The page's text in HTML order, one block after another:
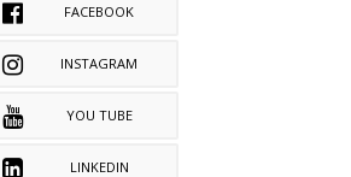
FACEBOOK
INSTAGRAM
YOU TUBE
LINKEDIN